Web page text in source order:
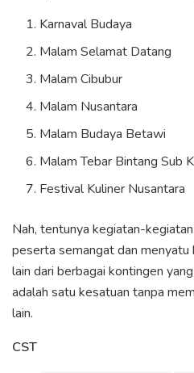
Karnaval Budaya
Malam Selamat Datang
Malam Cibubur
Malam Nusantara
Malam Budaya Betawi
Malam Tebar Bintang Sub
Festival Kuliner Nusantara
Nah, tentunya kegiatan-
peserta semangat dan
lain dari berbagai kontingen
adalah satu kesatuan tanpa
lain.
CST